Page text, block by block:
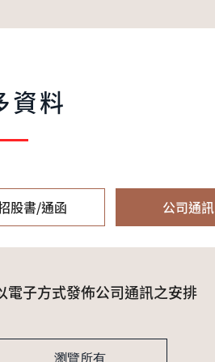
資料
股書/通函 公司通訊
電子方式發佈公司通訊之安排
瀏覽所有